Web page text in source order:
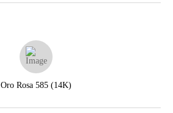
Oro Rosa 585 (14K)